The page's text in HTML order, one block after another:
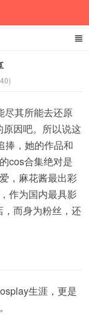
尽其所能去还原
因吧。所以说这
捧，她的作品和
cos合集绝对是
，麻花酱最出彩
作为国内最具影
而身为粉丝，还
生涯，更是